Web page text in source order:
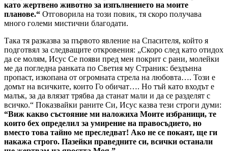
като жертвено животно за изпълнението на моите
планове.“ Отговорила на този повик, тя скоро получава
много големи мистични благодати.
Така тя разказва за първото явление на Спасителя, който я
подготвял за следващите откровения: „Скоро след като отидох
да се молям, Исус Се появи пред мен покрит с рани, молейки
ме да погледна ранката по Светия му Страник: бездънна
пропаст, изкопана от огромната стрела на любовта…. Този е
домът на всичките, които Го обичат…. Но тъй като входът е
малък, за да влязат трябва да станат мали и да се разделят с
всичко.“ Показвайки раните Си, Исус казва тези строги думи:
“Виж какво състояние ми наложиха Моите избраници, те
които бех определил за умирение на правосъдието, но
вместо това тайно ме преследват! Ако не се покаят, ще ги
накажа строго. Пазейки праведните си, всички останали